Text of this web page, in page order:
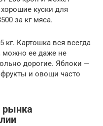
куски для
за кг мяса.
Картошка вся всегда
можно ее даже не
дорогие. Яблоки —
и овощи часто
рынка